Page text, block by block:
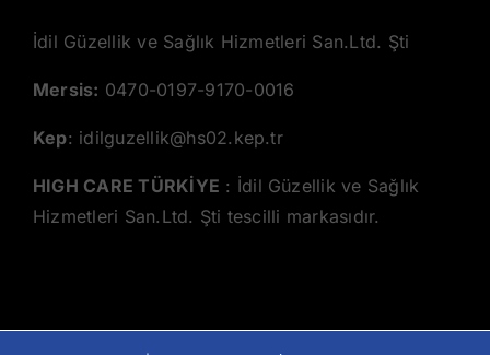
İdil Güzellik ve Sağlık Hizmetleri San.Ltd. Şti
Mersis: 0470-0197-9170-0016
Kep: idilguzellik@hs02.kep.tr
HIGH CARE TÜRKİYE : İdil Güzellik ve Sağlık
Hizmetleri San.Ltd. Şti tescilli markasıdır.